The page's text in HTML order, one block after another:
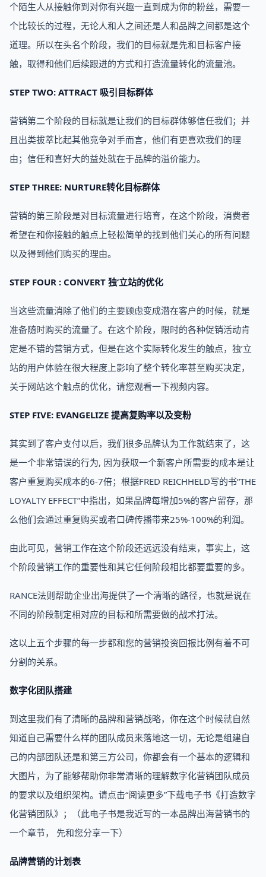
个陌生人从接触你到对你有兴趣一直到成为你的粉丝，需要一
个比较长的过程，无论人和人之间还是人和品牌之间都是这个
道理。所以在头名个阶段，我们的目标就是先和目标客户接
触，取得和他们后续跟进的方式和打造流量转化的流量池。
STEP TWO: ATTRACT 吸引目标群体
营销第二个阶段的目标就是让我们的目标群体够信任我们；并
且出类拔萃比起其他竞争对手而言，他们有更喜欢我们的理
由；信任和喜好大的益处就在于品牌的溢价能力。
STEP THREE: NURTURE转化目标群体
营销的第三阶段是对目标流量进行培育，在这个阶段，消费者
希望在和你接触的触点上轻松简单的找到他们关心的所有问题
以及得到他们购买的理由。
STEP FOUR : CONVERT 独’立站的优化
当这些流量消除了他们的主要顾虑变成潜在客户的时候，就是
准备随时购买的流量了。在这个阶段，限时的各种促销活动肯
定是不错的营销方式，但是在这个实际转化发生的触点，独’立
站的用户体验在很大程度上影响了整个转化率甚至购买决定，
关于网站这个触点的优化，请您观看一下视频内容。
STEP FIVE: EVANGELIZE 提高复购率以及变粉
其实到了客户支付以后，我们很多品牌认为工作就结束了，这
是一个非常错误的行为, 因为获取一个新客户所需要的成本是让
客户重复购买成本的6-7倍；根据FRED REICHHELD写的书“THE
LOYALTY EFFECT”中指出，如果品牌每增加5%的客户留存，那
么他们会通过重复购买或者口碑传播带来25%-100%的利润。
由此可见，营销工作在这个阶段还远远没有结束，事实上，这
个阶段营销工作的重要性和其它任何阶段相比都要重要的多。
RANCE法则帮助企业出海提供了一个清晰的路径，也就是说在
不同的阶段制定相对应的目标和所需要做的战术打法。
这以上五个步骤的每一步都和您的营销投资回报比例有着不可
分割的关系。
数字化团队搭建
到这里我们有了清晰的品牌和营销战略，你在这个时候就自然
知道自己需要什么样的团队成员来落地这一切，无论是组建自
己的内部团队还是和第三方公司，你都会有一个基本的逻辑和
大图片，为了能够帮助你非常清晰的理解数字化营销团队成员
的要求以及组织架构。请点击“阅读更多”下载电子书《打造数字
化营销团队》；（此电子书是我近写的一本品牌出海营销书的
一个章节， 先和您分享一下）
品牌营销的计划表